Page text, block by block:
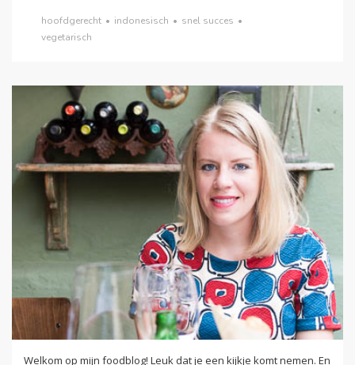
hoofdgerecht • indonesisch • snel succes •
vegetarisch
Welkom op mijn foodblog! Leuk dat je een kijkje komt nemen. En